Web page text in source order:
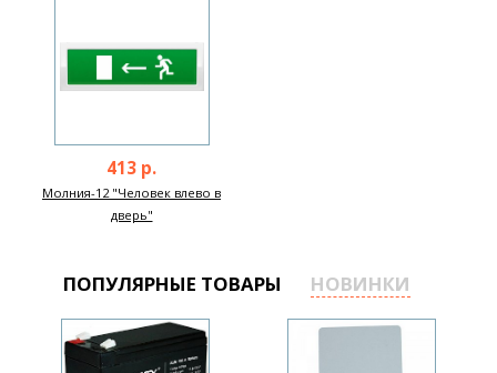
413 р.
Молния-12 "Человек влево в
дверь"
ПОПУЛЯРНЫЕ ТОВАРЫ НОВИНКИ